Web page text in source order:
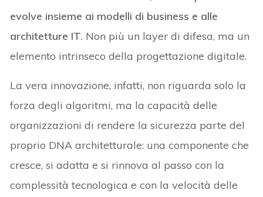
evolve insieme ai modelli di business e alle
architetture IT. Non più un layer di difesa, ma un
elemento intrinseco della progettazione digitale.
La vera innovazione, infatti, non riguarda solo la
forza degli algoritmi, ma la capacità delle
organizzazioni di rendere la sicurezza parte del
proprio DNA architetturale: una componente che
cresce, si adatta e si rinnova al passo con la
complessità tecnologica e con la velocità delle